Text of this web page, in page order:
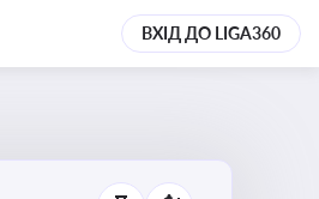
ВХІД ДО LIGA360